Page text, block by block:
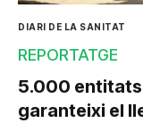
DIARI DE LA SANITAT
REPORTATGE
5.000 entitats
garanteixi el